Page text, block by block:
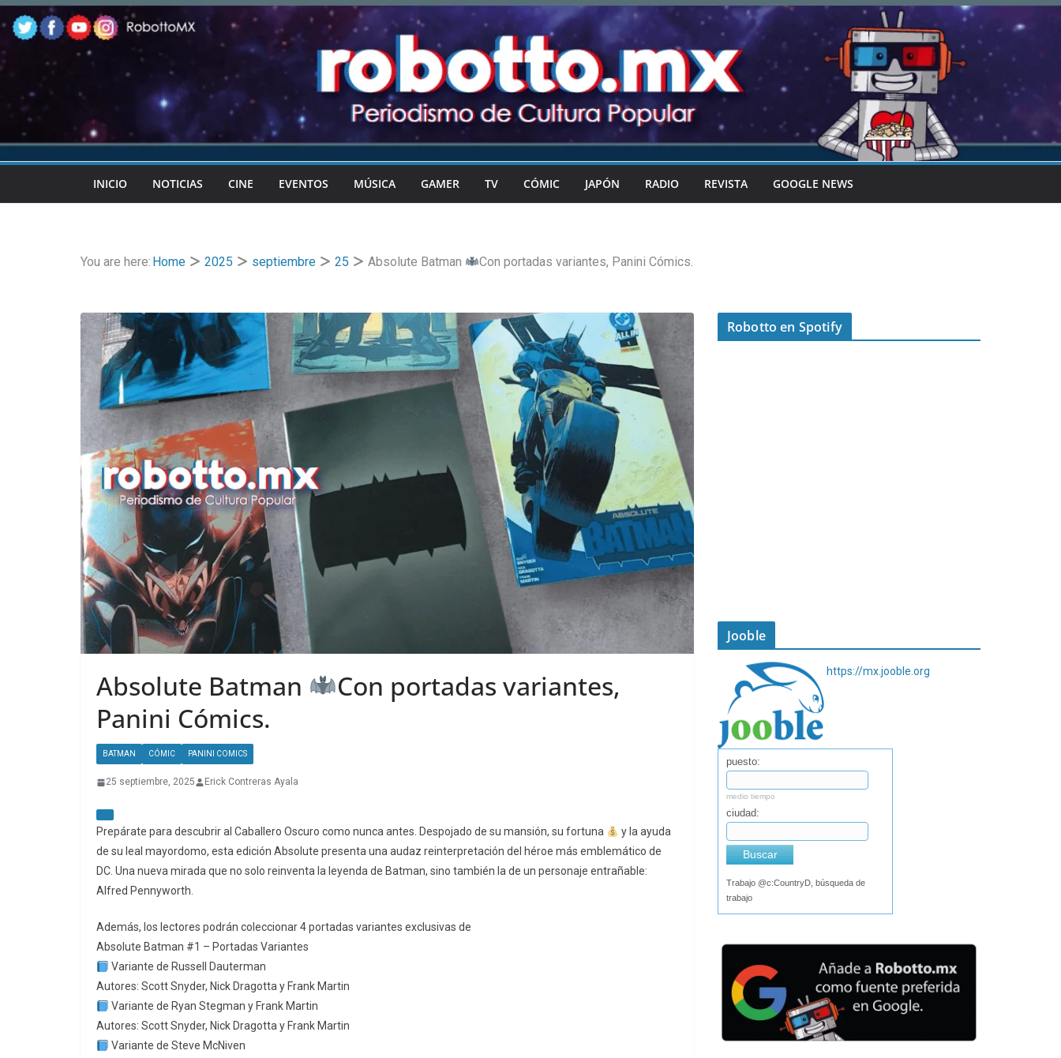
Skip
to
content
INICIO NOTICIAS CINE EVENTOS MÚSICA GAMER TV CÓMIC JAPÓN RADIO REVISTA GOOGLE NEWS
You are here: Home 2025 septiembre 25 Absolute Batman Con portadas variantes, Panini Cómics.
Absolute Batman
Con portadas variantes,
Panini Cómics.
BATMAN CÓMIC PANINI COMICS
25 septiembre, 2025 Erick Contreras Ayala
Prepárate para descubrir al Caballero Oscuro como nunca antes. Despojado de su mansión, su fortuna
y la ayuda
de su leal mayordomo, esta edición Absolute presenta una audaz reinterpretación del héroe más emblemático de
DC. Una nueva mirada que no solo reinventa la leyenda de Batman, sino también la de un personaje entrañable:
Alfred Pennyworth.
Además, los lectores podrán coleccionar 4 portadas variantes exclusivas de
Absolute Batman #1 – Portadas Variantes
Variante de Russell Dauterman
Autores: Scott Snyder, Nick Dragotta y Frank Martin
Variante de Ryan Stegman y Frank Martin
Autores: Scott Snyder, Nick Dragotta y Frank Martin
Variante de Steve McNiven
Robotto en Spotify
Jooble
https://mx.jooble.org
puesto:
medio tiempo
ciudad:
Buscar
Trabajo @c:CountryD, búsqueda de
trabajo